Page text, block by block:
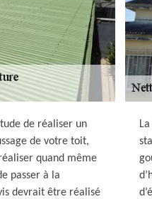
de réaliser un
de votre toit,
quand même
passer à la
devrait être réalisé